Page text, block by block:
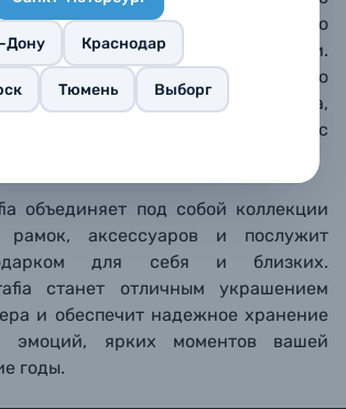
Дону Краснодар
Тюмень Выборг
пыли, отпечатков пальцев. Со
легко поменять местами.
твердая, из плотного
картона,
страницы закреплены с
объединяет под собой коллекции
рамок, аксессуаров и послужит
для себя и близких.
станет отличным украшением
и обеспечит надежное хранение
эмоций, ярких моментов вашей
годы.